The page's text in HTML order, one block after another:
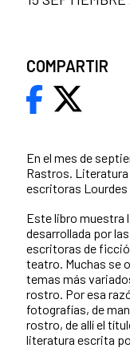
En el mes de
Rastros.
escritoras Lourdes
Este libro muestra
desarrollada por
escritoras de
teatro. Muchas se
temas más
rostro. Por esa
fotografías, de
rostro, de allí el
literatura escrita
COMPARTIR